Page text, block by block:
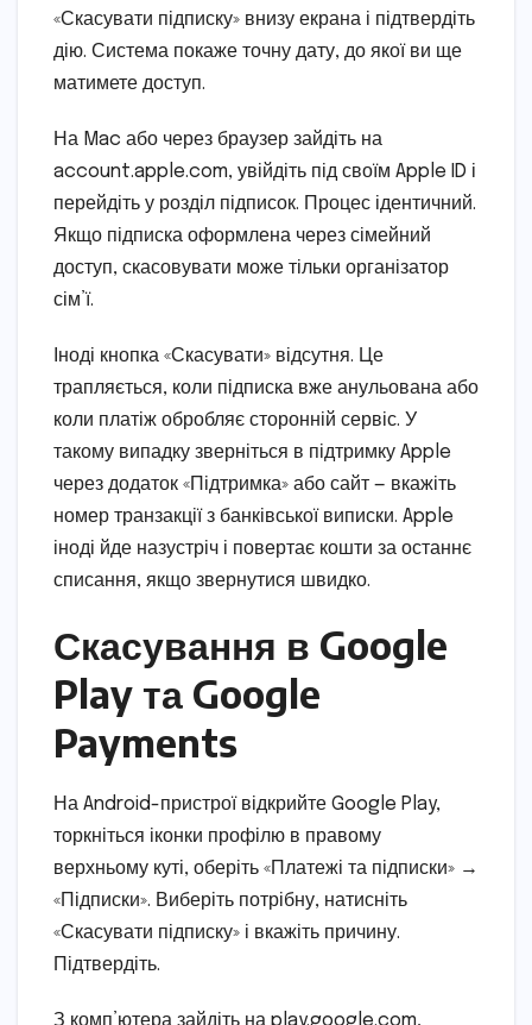
«Скасувати підписку» внизу екрана і підтвердіть
дію. Система покаже точну дату, до якої ви ще
матимете доступ.
На Mac або через браузер зайдіть на
account.apple.com, увійдіть під своїм Apple ID і
перейдіть у розділ підписок. Процес ідентичний.
Якщо підписка оформлена через сімейний
доступ, скасовувати може тільки організатор
сім’ї.
Іноді кнопка «Скасувати» відсутня. Це
трапляється, коли підписка вже анульована або
коли платіж обробляє сторонній сервіс. У
такому випадку зверніться в підтримку Apple
через додаток «Підтримка» або сайт — вкажіть
номер транзакції з банківської виписки. Apple
іноді йде назустріч і повертає кошти за останнє
списання, якщо звернутися швидко.
Скасування в Google
Play та Google
Payments
На Android-пристрої відкрийте Google Play,
торкніться іконки профілю в правому
верхньому куті, оберіть «Платежі та підписки» →
«Підписки». Виберіть потрібну, натисніть
«Скасувати підписку» і вкажіть причину.
Підтвердіть.